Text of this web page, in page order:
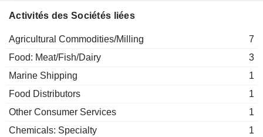
Activités des Sociétés liées
Agricultural Commodities/Milling
7
Food: Meat/Fish/Dairy
3
Marine Shipping
1
Food Distributors
1
Other Consumer Services
1
Chemicals: Specialty
1